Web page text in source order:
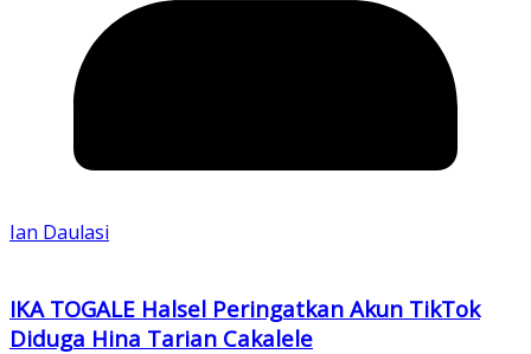
Ian Daulasi
IKA TOGALE Halsel Peringatkan Akun TikTok
Diduga Hina Tarian Cakalele